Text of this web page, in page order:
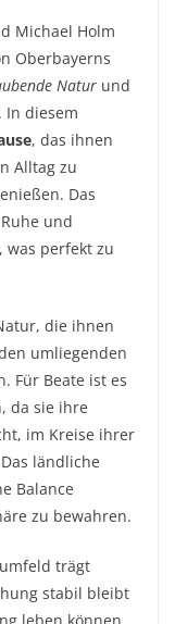
Michael Holm
Oberbayerns
Natur und
In diesem
, das ihnen
Alltag zu
Das
und
was perfekt zu
die ihnen
umliegenden
Für Beate ist es
da sie ihre
im Kreise ihrer
ländliche
Balance
zu bewahren.
trägt
stabil bleibt